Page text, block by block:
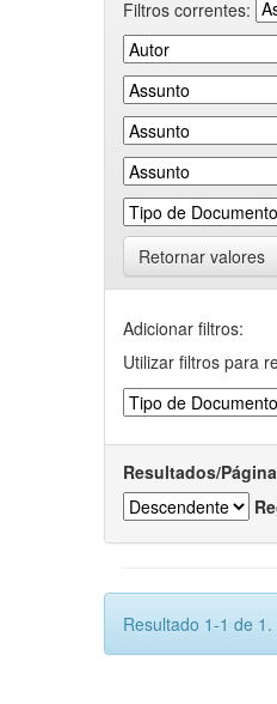
Filtros correntes:
Retornar valores
Adicionar filtros:
Utilizar filtros para
Resultados/Página
Resultado 1-1 de 1.